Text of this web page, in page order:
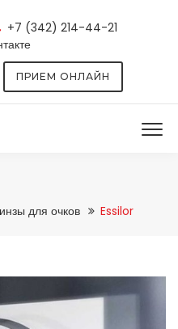
+7 (342) 214-44-21
ПРИЕМ ОНЛАЙН
для очков Essilor